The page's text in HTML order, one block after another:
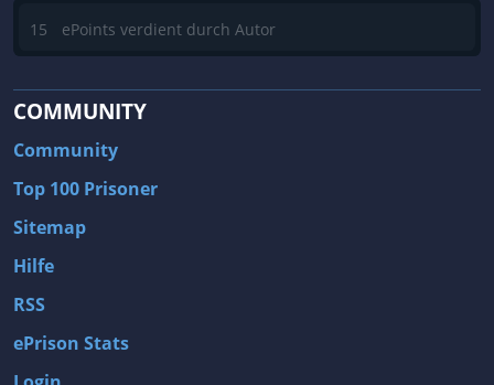
15 ePoints verdient durch Autor
COMMUNITY
Community
Top 100 Prisoner
Sitemap
Hilfe
RSS
ePrison Stats